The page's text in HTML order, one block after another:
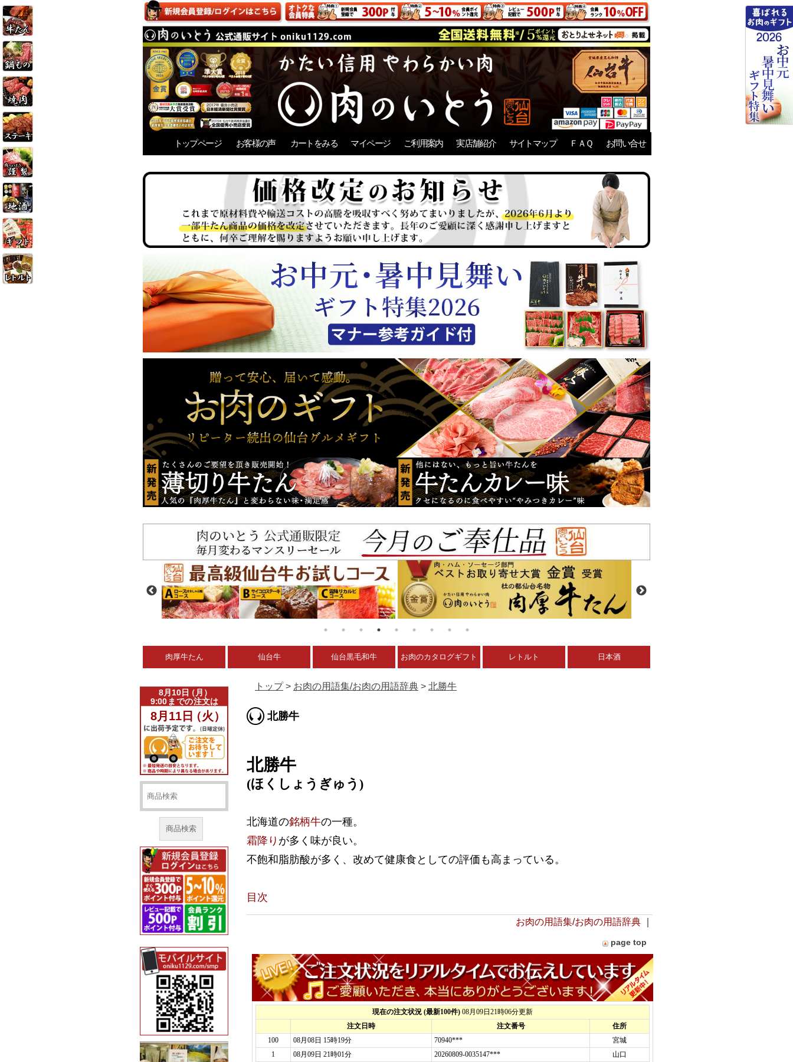
トップページ お客様の声 カートをみる マイページ ご利用案内 実店舗紹介 サイトマップ ＦＡＱ お問い合せ
肉厚牛たん 仙台牛 仙台黒毛和牛 お肉のカタログギフト レトルト 日本酒
商品検索
トップ> お肉の用語集/お肉の用語辞典 > 北勝牛
北勝牛
北勝牛
(ほくしょうぎゅう)
北海道の銘柄牛の一種。
霜降り が多く味が良い。
不飽和脂肪酸が多く、改めて健康食としての評価も高まっている。
目次
お肉の用語集/お肉の用語辞典
page top